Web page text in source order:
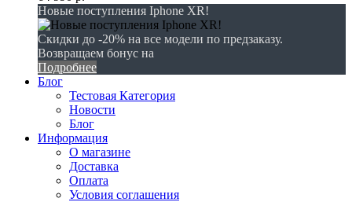
Новые поступления Iphone XR!
Скидки до -20% на все модели по предзаказу.
Возвращаем бонус на
Подробнее
Блог
Тестовая Категория
Новости
Блог
Информация
О магазине
Доставка
Оплата
Условия соглашения